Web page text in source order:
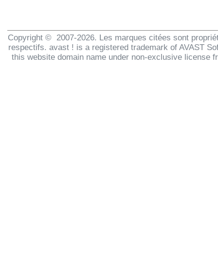
Copyright © 2007-2026. Les marques citées sont
respectifs. avast ! is a registered trademark of AVAST
this website domain name under non-exclusive license